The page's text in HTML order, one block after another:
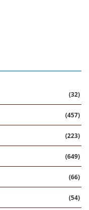
(32)
(457)
(223)
(649)
(66)
(54)